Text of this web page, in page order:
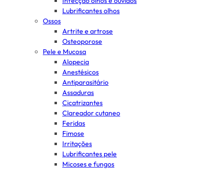
Lubrificantes olhos
Ossos
Artrite e artrose
Osteoporose
Pele e Mucosa
Alopecia
Anestésicos
Antiparasitário
Assaduras
Cicatrizantes
Clareador cutaneo
Feridas
Fimose
Irritações
Lubrificantes pele
Micoses e fungos